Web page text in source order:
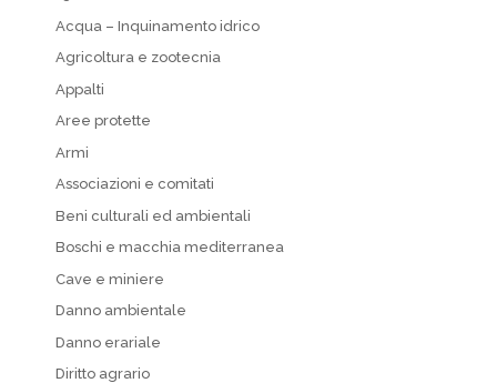
Acqua – Inquinamento idrico
Agricoltura e zootecnia
Appalti
Aree protette
Armi
Associazioni e comitati
Beni culturali ed ambientali
Boschi e macchia mediterranea
Cave e miniere
Danno ambientale
Danno erariale
Diritto agrario